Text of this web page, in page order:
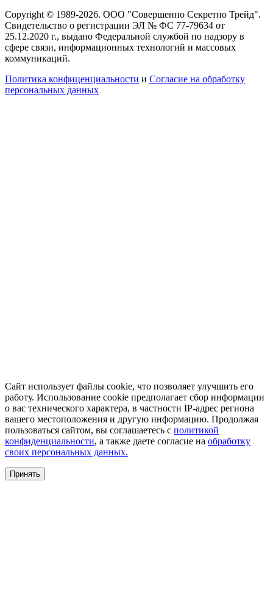
Copyright © 1989-2026. ООО "Совершенно Секретно Трейд".
Свидетельство о регистрации ЭЛ № ФС 77-79634 от
25.12.2020 г., выдано Федеральной службой по надзору в
сфере связи, информационных технологий и массовых
коммуникаций.
Политика конфиценциальности и Согласие на обработку
персональных данных
Сайт использует файлы cookie, что позволяет улучшить его
работу. Использование cookie предполагает сбор информации
о вас технического характера, в частности IP-адрес региона
вашего местоположения и другую информацию. Продолжая
пользоваться сайтом, вы соглашаетесь с политикой
конфиденциальности, а также даете согласие на обработку
своих персональных данных.
Принять